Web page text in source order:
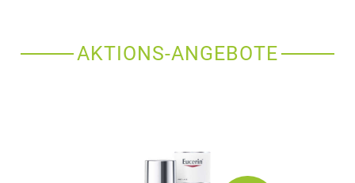
AKTIONS-ANGEBOTE